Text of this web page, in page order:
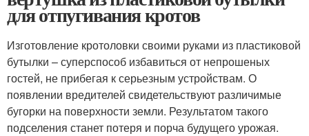
для отпугивания кротов
Изготовление кротоловки своими руками из пластиковой
бутылки – суперспособ избавиться от непрошеных
гостей, не прибегая к серьезным устройствам. О
появлении вредителей свидетельствуют различимые
бугорки на поверхности земли. Результатом такого
подселения станет потеря и порча будущего урожая.